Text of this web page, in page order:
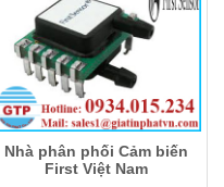
Nhà phân phối Cảm biến
First Việt Nam